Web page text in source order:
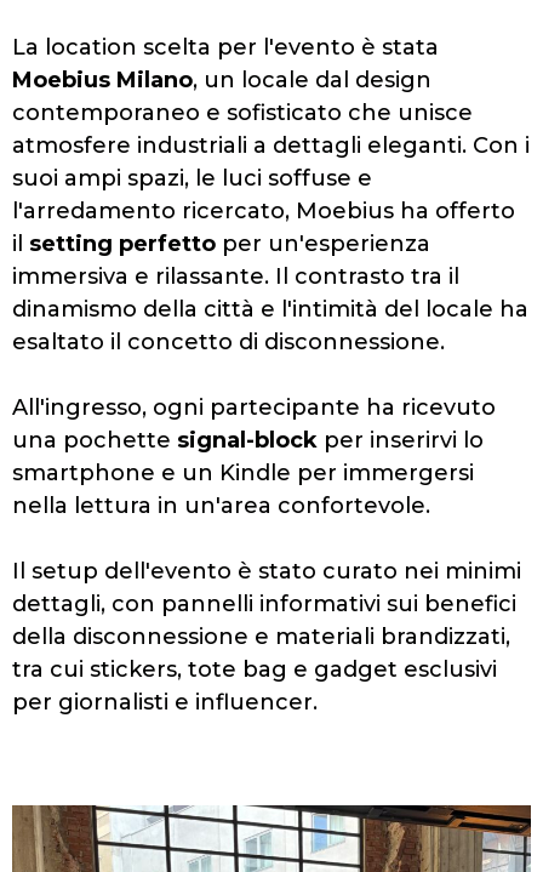
La location scelta per l'evento è stata
Moebius Milano, un locale dal design
contemporaneo e sofisticato che unisce
atmosfere industriali a dettagli eleganti. Con i
suoi ampi spazi, le luci soffuse e
l'arredamento ricercato, Moebius ha offerto
il setting perfetto per un'esperienza
immersiva e rilassante. Il contrasto tra il
dinamismo della città e l'intimità del locale ha
esaltato il concetto di disconnessione.
All'ingresso, ogni partecipante ha ricevuto
una pochette signal-block per inserirvi lo
smartphone e un Kindle per immergersi
nella lettura in un'area confortevole.
Il setup dell'evento è stato curato nei minimi
dettagli, con pannelli informativi sui benefici
della disconnessione e materiali brandizzati,
tra cui stickers, tote bag e gadget esclusivi
per giornalisti e influencer.